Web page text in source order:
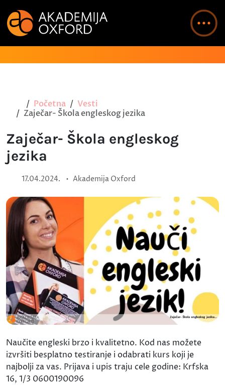
Početna
Vesti
Zaječar- Škola engleskog jezika
Zaječar- Škola engleskog
jezika
17.04.2024. • Akademija Oxford
Naučite engleski brzo i kvalitetno. Kod nas možete
izvršiti besplatno testiranje i odabrati kurs koji je
najbolji za vas. Prijava i upis traju cele godine: Krfska
16, 1/3 0600190096